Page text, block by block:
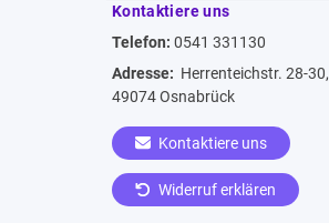
Kontaktiere uns
Telefon: 0541 331130
Adresse: Herrenteichstr. 28-30,
49074 Osnabrück
Kontaktiere uns
Widerruf erklären